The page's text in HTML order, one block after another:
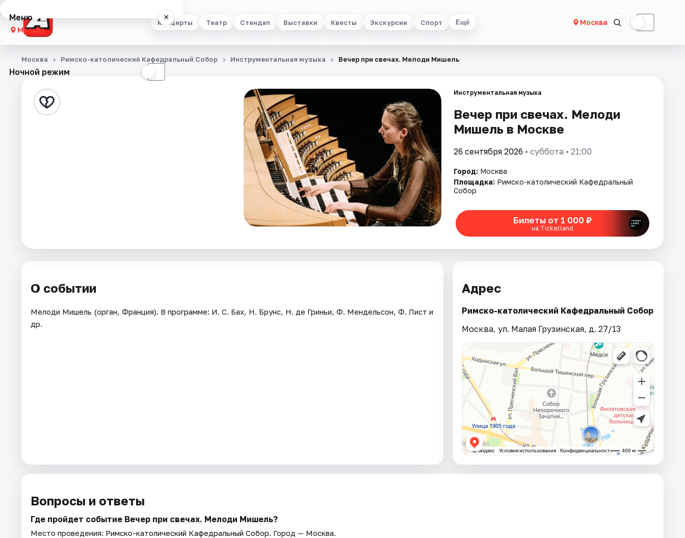
Концерты Театр Стендап Выставки Квесты Экскурсии Спорт Ещё Москва ☾
Меню ×
Москва
Концерты
Стендап
Рейтинги
Ночной режим ☾
Москва Римско-католический Кафедральный Собор Инструментальная музыка Вечер при свечах. Мелоди Мишель
Инструментальная музыка
Вечер при свечах. Мелоди
Мишель в Москве
26 сентября 2026 • суббота • 21:00
Город: Москва
Площадка: Римско-католический Кафедральный
Собор
Билеты от 1 000 ₽
на Ticketland
О событии
Мелоди Мишель (орган, Франция). В программе: И. С. Бах, Н. Брунс, Н. де Гриньи, Ф. Мендельсон, Ф. Лист и
др.
Адрес
Римско-католический Кафедральный Собор
Москва, ул. Малая Грузинская, д. 27/13
Вопросы и ответы
Где пройдет событие Вечер при свечах. Мелоди Мишель?
Место проведения: Римско-католический Кафедральный Собор. Город — Москва.